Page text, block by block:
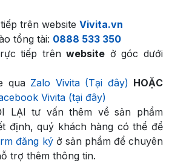
trên website Vivita.vn
tổng tài: 0888 533 350
tiếp trênwebsite ở góc dưới
quaZalo Vivita (Tại đây) HOẶC
Vivita (tại đây)
LẠI tư vấn thêm về sản phẩm
định, quý khách hàng có thể để
đăng kýở sản phẩm để chuyên
trợ thêm thông tin.